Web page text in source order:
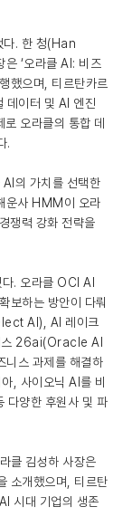
다. 한 청(Han
‘오라클 AI: 비즈
했으며, 티르탄카르
이터 및 AI 엔진
오라클의 통합 데
.
AI의 가치를 선택한
운사 HMM이 오라
쟁력 강화 전략을
. 오라클 OCI AI
보하는 방안이 다뤄
AI), AI 레이크
스 26ai(Oracle AI
스 과제를 해결하
, 사이오닉 AI를 비
다양한 후원사 및 파
클 김성하 사장은
소개했으며, 티르탄
시대 기업의 생존